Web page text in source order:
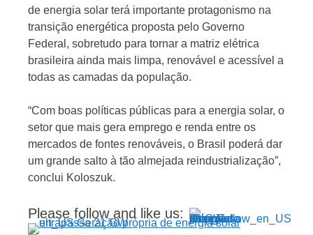
de energia solar terá importante protagonismo na
transição energética proposta pelo Governo
Federal, sobretudo para tornar a matriz elétrica
brasileira ainda mais limpa, renovável e acessível a
todas as camadas da população.
“Com boas políticas públicas para a energia solar, o
setor que mais gera emprego e renda entre os
mercados de fontes renováveis, o Brasil poderá dar
um grande salto à tão almejada reindustrialização”,
conclui Koloszuk.
Please follow and like us: